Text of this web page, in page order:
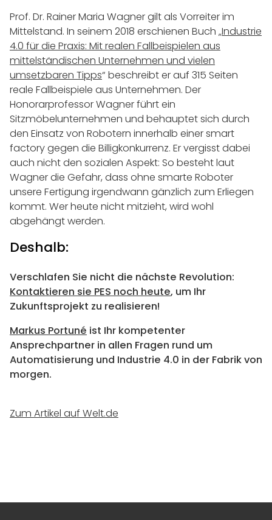
Prof. Dr. Rainer Maria Wagner gilt als Vorreiter im
Mittelstand. In seinem 2018 erschienen Buch „Industrie
4.0 für die Praxis: Mit realen Fallbeispielen aus
mittelständischen Unternehmen und vielen
umsetzbaren Tipps“ beschreibt er auf 315 Seiten
reale Fallbeispiele aus Unternehmen. Der
Honorarprofessor Wagner führt ein
Sitzmöbelunternehmen und behauptet sich durch
den Einsatz von Robotern innerhalb einer smart
factory gegen die Billigkonkurrenz. Er vergisst dabei
auch nicht den sozialen Aspekt: So besteht laut
Wagner die Gefahr, dass ohne smarte Roboter
unsere Fertigung irgendwann gänzlich zum Erliegen
kommt. Wer heute nicht mitzieht, wird wohl
abgehängt werden.
Deshalb:
Verschlafen Sie nicht die nächste Revolution:
Kontaktieren sie PES noch heute, um Ihr
Zukunftsprojekt zu realisieren!
Markus Portuné ist Ihr kompetenter
Ansprechpartner in allen Fragen rund um
Automatisierung und Industrie 4.0 in der Fabrik von
morgen.
Zum Artikel auf Welt.de